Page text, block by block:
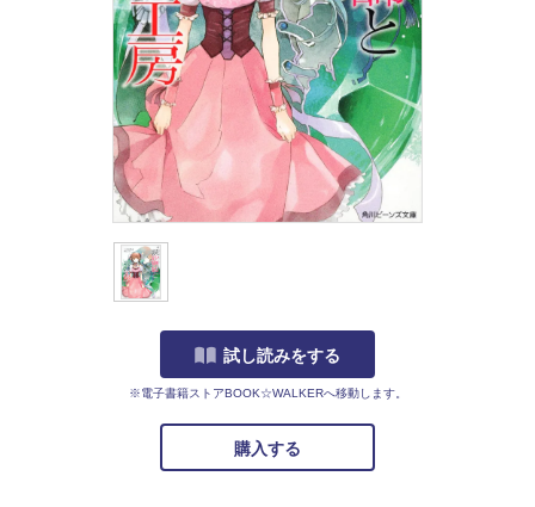
試し読みをする
※電子書籍ストアBOOK☆WALKERへ移動します。
購入する